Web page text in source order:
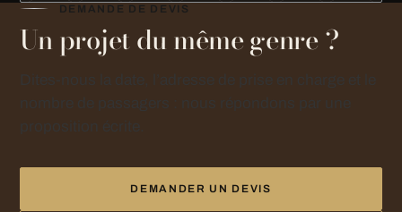
DEMANDE DE DEVIS
Un projet du même genre ?
DEMANDER UN DEVIS